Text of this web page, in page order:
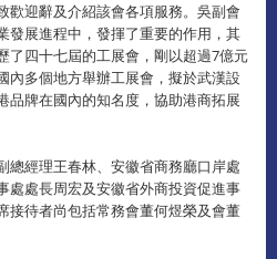
歡迎辭及介紹該會各項服務。吳副會
發展進程中，發揮了重要的作用，其
了四十七屆的工展會，剛以超過7億元
內多個地方舉辦工展會，擬於武漢設
品牌在國內的知名度，協助港商拓展
總經理王春林、安徽省商務廳口岸處
處處長周宏及安徽省外商投資促進事
接待者尚包括常務會董何煜榮及會董